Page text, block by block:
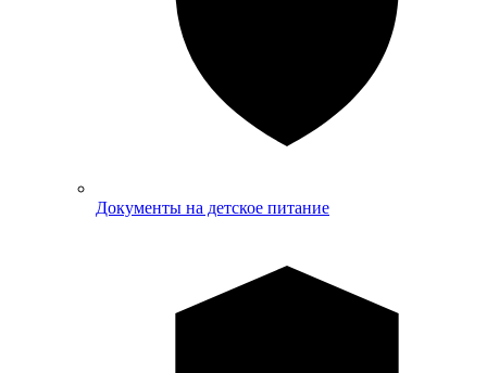
Документы на детское питание